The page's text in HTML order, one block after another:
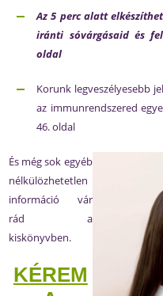
Az 5 perc alatt
iránti sóvárgásaid és
oldal
Korunk legveszélyesebb
az immunrendszered
46. oldal
És még sok egyéb
nélkülözhetetlen
információ vár
rád a
kiskönyvben.
KÉREM